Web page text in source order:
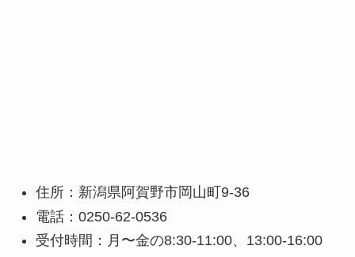
住所：新潟県阿賀野市岡山町9-36
電話：0250-62-0536
受付時間：月〜金の8:30-11:00、13:00-16:00